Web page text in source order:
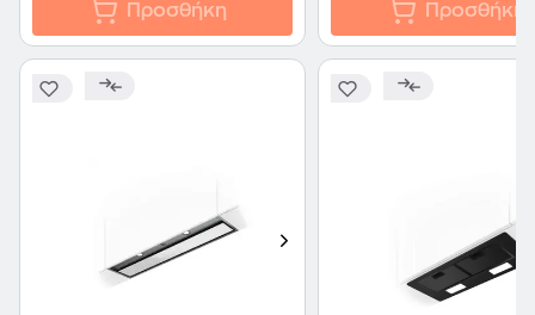
Προσθήκη Προσθήκη